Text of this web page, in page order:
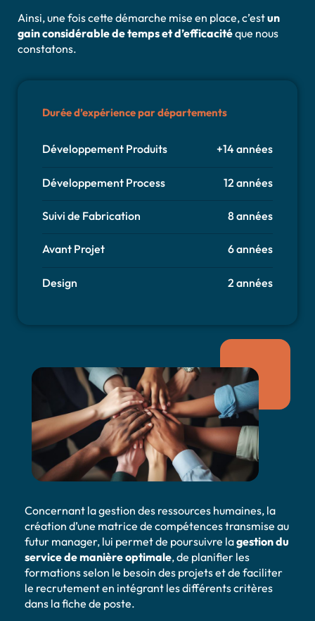
Ainsi, une fois cette démarche mise en place, c’estun
gain considérablede temps et d’efficacitéque nous
constatons.
Durée d’expérience par départements
Développement Produits +14 années
Développement Process 12 années
Suivi de Fabrication 8 années
Avant Projet 6 années
Design 2 années
Concernant la gestion des ressources humaines, la
création d’une matrice de compétencestransmise au
futur manager, lui permet de poursuivre lagestion du
service de manière optimale, de planifier les
formations selon le besoin des projets et de faciliter
le recrutement en intégrant les différents critères
dans la fiche de poste.